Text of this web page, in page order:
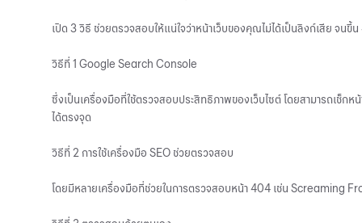
เปิด 3 วิธี ช่วยตรวจสอบให้แน่ใจว่าหน้าเว็บของคุณไม่ได้เป็นลิงก์เสีย จน
วิธีที่ 1 Google Search Console
ซึ่งเป็นเครื่องมือที่ใช้ตรวจสอบประสิทธิภาพของเว็บไซต์ โดยสามารถเช็
ได้ตรงจุด
วิธีที่ 2 การใช้เครื่องมือ SEO ช่วยตรวจสอบ
โดยมีหลายเครื่องมือที่ช่วยในการตรวจสอบหน้า 404 เช่น Screaming